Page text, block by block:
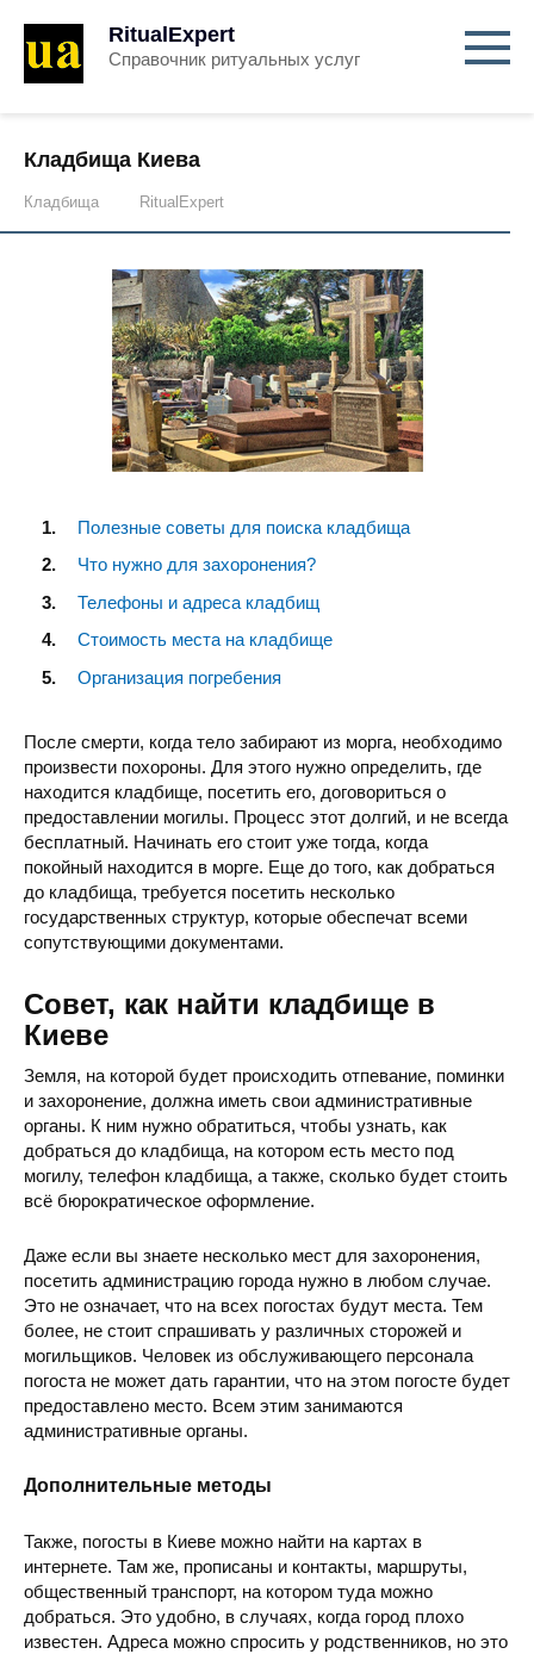
RitualExpert
Справочник ритуальных услуг
Кладбища Киева
Кладбища RitualExpert
Полезные советы для поиска кладбища
Что нужно для захоронения?
Телефоны и адреса кладбищ
Стоимость места на кладбище
Организация погребения
После смерти, когда тело забирают из морга, необходимо
произвести похороны. Для этого нужно определить, где
находится кладбище, посетить его, договориться о
предоставлении могилы. Процесс этот долгий, и не всегда
бесплатный. Начинать его стоит уже тогда, когда
покойный находится в морге. Еще до того, как добраться
до кладбища, требуется посетить несколько
государственных структур, которые обеспечат всеми
сопутствующими документами.
Совет, как найти кладбище в
Киеве
Земля, на которой будет происходить отпевание, поминки
и захоронение, должна иметь свои административные
органы. К ним нужно обратиться, чтобы узнать, как
добраться до кладбища, на котором есть место под
могилу, телефон кладбища, а также, сколько будет стоить
всё бюрократическое оформление.
Даже если вы знаете несколько мест для захоронения,
посетить администрацию города нужно в любом случае.
Это не означает, что на всех погостах будут места. Тем
более, не стоит спрашивать у различных сторожей и
могильщиков. Человек из обслуживающего персонала
погоста не может дать гарантии, что на этом погосте будет
предоставлено место. Всем этим занимаются
административные органы.
Дополнительные методы
Также, погосты в Киеве можно найти на картах в
интернете. Там же, прописаны и контакты, маршруты,
общественный транспорт, на котором туда можно
добраться. Это удобно, в случаях, когда город плохо
известен. Адреса можно спросить у родственников, но это